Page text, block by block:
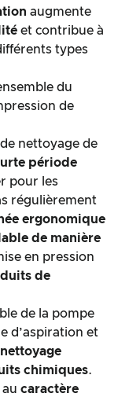
augmente
et contribue à
types
du
de
nettoyage de
période
pour les
régulièrement
ergonomique
de manière
en pression
de
de la pompe
d’aspiration et
nettoyage
chimiques.
caractère